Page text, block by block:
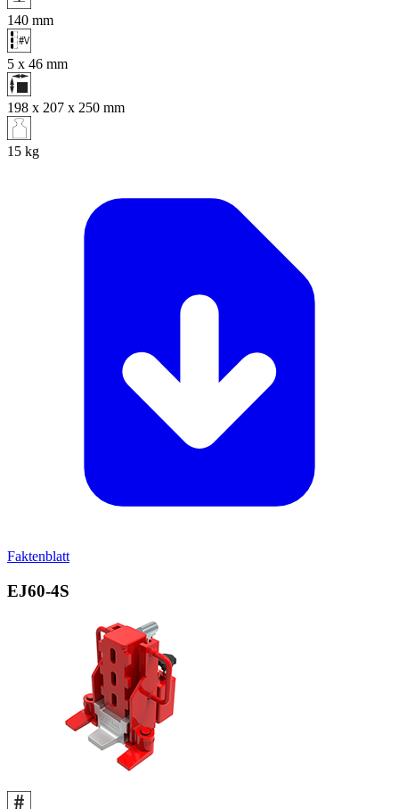
140 mm
5 x 46 mm
198 x 207 x 250 mm
15 kg
Faktenblatt
EJ60‑4S